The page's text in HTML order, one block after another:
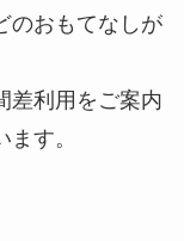
のおもてなしが
差利用をご案内
す。